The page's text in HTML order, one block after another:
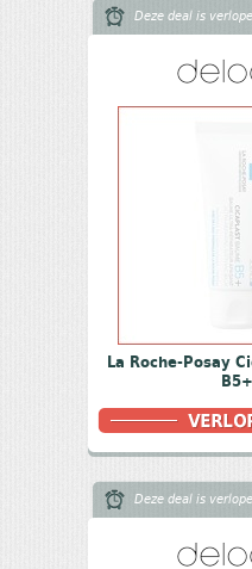
Deze deal is
La Roche-Posay
B5+
Deze deal is